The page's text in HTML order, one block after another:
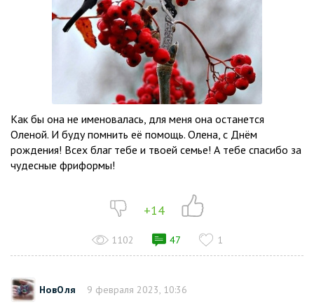
Как бы она не именовалась, для меня она останется
Оленой. И буду помнить её помощь. Олена, с Днём
рождения! Всех благ тебе и твоей семье! А тебе спасибо за
чудесные фриформы!
+14
1102 47 1
НовОля 9 февраля 2023, 10:36